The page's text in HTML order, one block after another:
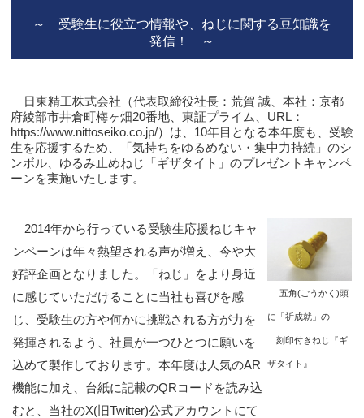
～ 受験生に役立つ情報や、ねじに関する豆知識を
発信！ ～
日東精工株式会社（代表取締役社長：荒賀 誠、本社：京都
府綾部市井倉町梅ヶ畑20番地、東証プライム、URL：
https://www.nittoseiko.co.jp/）は、10年目となる本年度も、受験
生を応援するため、「気持ちをゆるめない・集中力持続」のシ
ンボル、ゆるみ止めねじ「ギザタイト」のプレゼントキャンペ
ーンを実施いたします。
2014年から行っている受験生応援ねじキャ
ンペーンは年々熱望される声が増え、今や大
好評企画となりました。「ねじ」をより身近
に感じていただけることに当社も喜びを感
じ、受験生の方や何かに挑戦される方が力を
発揮されるよう、社員が一つひとつに願いを
込めて製作しております。本年度は人気のAR
機能に加え、台紙に記載のQRコードを読み込
むと、当社のX(旧Twitter)公式アカウントにて
五角(ごうかく)頭
に「祈成就」の
刻印付きねじ『ギ
ザタイト』